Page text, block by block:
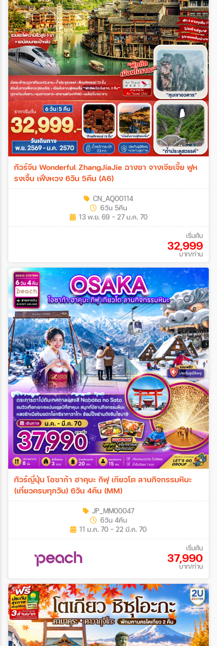
ทัวร์จีน Wonderful ZhangJiaJie ฉางซา จางเจียเจี้ย ฟูห
รงเจิ้น เฟิ่งหวง 6วัน 5คืน (A6)
CN_AQ00114
6วัน 5คืน
13 พ.ย. 69 - 27 ม.ค. 70
เริ่มต้น
32,999
บาท/ท่าน
ทัวร์ญี่ปุ่น โอซาก้า ฮาคุบะ กิฟุ เกียวโต ลานกิจกรรมหิมะ
(เที่ยวครบทุกวัน) 6วัน 4คืน (MM)
JP_MM00047
6วัน 4คืน
11 ม.ค. 70 - 22 มี.ค. 70
เริ่มต้น
37,990
บาท/ท่าน